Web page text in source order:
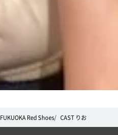
FUKUOKA Red Shoes CAST りお